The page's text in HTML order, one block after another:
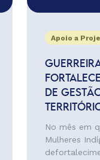
Apoio a
DE
No mês em
Mulheres